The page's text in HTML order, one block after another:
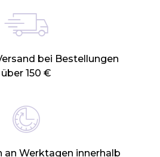
bei Bestellungen
über 150 €
an Werktagen innerhalb